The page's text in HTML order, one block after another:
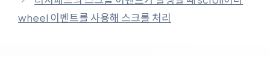
wheel 이벤트를 사용해 스크롤 처리